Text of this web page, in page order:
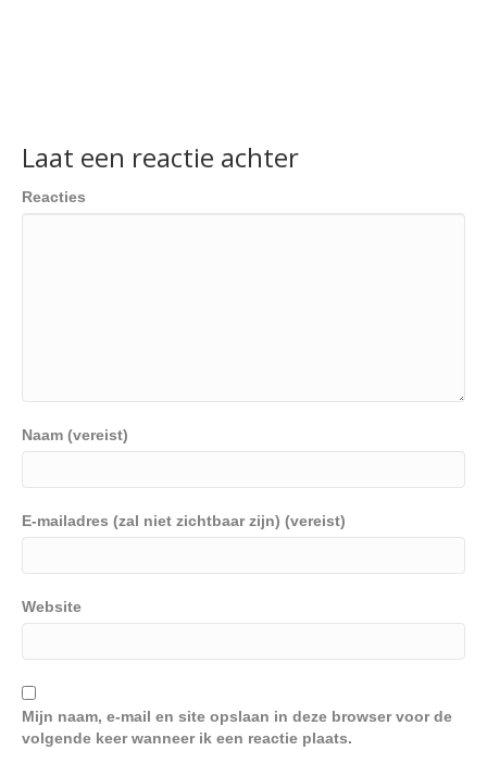
Laat een reactie achter
Reacties
Naam (vereist)
E-mailadres (zal niet zichtbaar zijn) (vereist)
Website
Mijn naam, e-mail en site opslaan in deze browser voor de
volgende keer wanneer ik een reactie plaats.